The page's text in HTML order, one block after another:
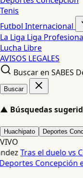
Tenis
Futbol Internacional
La Liga Liga
Lucha Libre
AVISOS LEGALES
Buscar en SABES
Buscar
▲ Búsquedas
Huachipato Deportes
VIVO
Tras el duelo vs
Concepción